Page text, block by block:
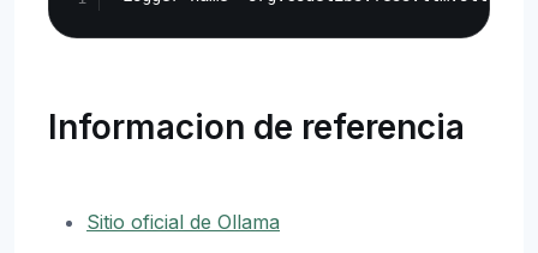
Informacion de referencia
Sitio oficial de Ollama